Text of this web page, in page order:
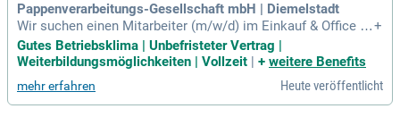
Pappenverarbeitungs-Gesellschaft mbH | Diemelstadt
Wir suchen einen Mitarbeiter (m/w/d) im Einkauf & Office M
anagement zur eigenverantwortlichen Steuerung des Einkau
fs. Ihre Aufgaben umfassen Angebotseinholung, Preisverha
ndlungen und Materialbeschaffung. Darüber hinaus betreuen
Sie Lieferantenbeziehungen und sichern termingerechte Lief
erungen ab. Sie bringen eine abgeschlossene kaufmännisch
+
Gutes Betriebsklima | Unbefristeter Vertrag |
Weiterbildungsmöglichkeiten | Vollzeit | + weitere Benefits
mehr erfahren Heute veröffentlicht